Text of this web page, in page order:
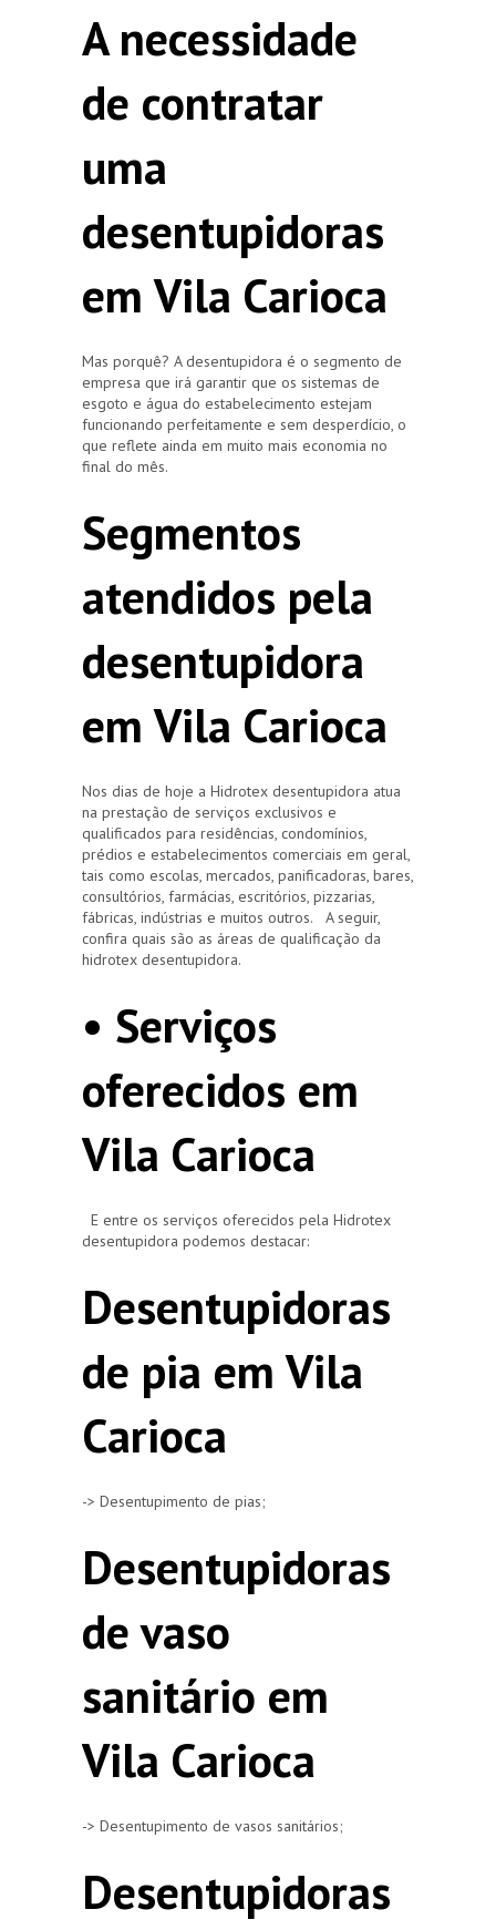
A necessidade
de contratar
uma
desentupidoras
em Vila Carioca
Mas porquê? A desentupidora é o segmento de
empresa que irá garantir que os sistemas de
esgoto e água do estabelecimento estejam
funcionando perfeitamente e sem desperdício, o
que reflete ainda em muito mais economia no
final do mês.
Segmentos
atendidos pela
desentupidora
em Vila Carioca
Nos dias de hoje a Hidrotex desentupidora atua
na prestação de serviços exclusivos e
qualificados para residências, condomínios,
prédios e estabelecimentos comerciais em geral,
tais como escolas, mercados, panificadoras, bares,
consultórios, farmácias, escritórios, pizzarias,
fábricas, indústrias e muitos outros. A seguir,
confira quais são as áreas de qualificação da
hidrotex desentupidora.
• Serviços
oferecidos em
Vila Carioca
E entre os serviços oferecidos pela Hidrotex
desentupidora podemos destacar:
Desentupidoras
de pia em Vila
Carioca
-> Desentupimento de pias;
Desentupidoras
de vaso
sanitário em
Vila Carioca
-> Desentupimento de vasos sanitários;
Desentupidoras